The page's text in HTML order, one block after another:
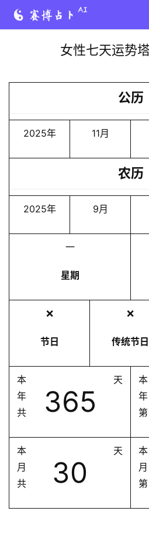
女性七天运势
公历
2025年 11月
农历
2025年 9月
一
星期
❌
节日
❌
传统节日
本
年
共
365
天
本
年
第
本
月
共
30
天
本
月
第